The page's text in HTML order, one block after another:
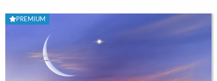
Generation das politische Potenzial - die Macher, die sich
stellen. Die Autorin Jana Hensel...
PREMIUM